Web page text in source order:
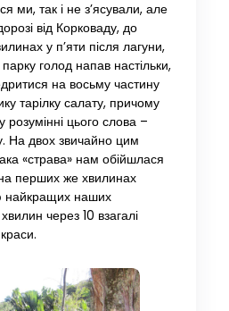
ми, так і не з’ясували, але
від Корковаду, до
у п’яти після лагуни,
голод напав настільки,
на восьму частину
тарілку салату, причому
цього слова –
На двох звичайно цим
«страва» нам обійшлася
перших же хвилинах
найкращих наших
через 10 взагалі